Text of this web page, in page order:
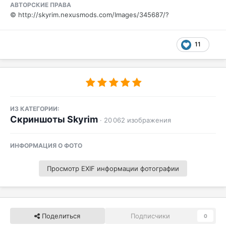
АВТОРСКИЕ ПРАВА
© http://skyrim.nexusmods.com/Images/345687/?
11
ИЗ КАТЕГОРИИ:
Скриншоты Skyrim · 20 062 изображения
ИНФОРМАЦИЯ О ФОТО
Просмотр EXIF информации фотографии
Поделиться Подписчики 0